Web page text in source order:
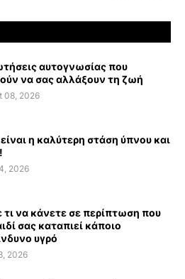
αυτογνωσίας που
να σας αλλάξουν τη ζωή
08, 2026
η καλύτερη στάση ύπνου και
2026
τι να κάνετε σε περίπτωση που
σας καταπιεί κάποιο
υγρό
2026